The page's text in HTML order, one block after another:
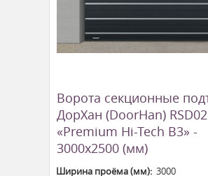
Ворота секционные
ДорХан (DoorHan) RSD02
«Premium Hi-Tech B3» -
3000x2500 (мм)
Ширина проёма (мм):3000